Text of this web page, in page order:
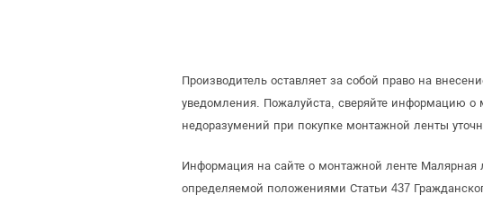
Производитель оставляет за собой право на
уведомления. Пожалуйста, сверяйте информацию
недоразумений при покупке монтажной ленты
Информация на сайте о монтажной ленте Малярная
определяемой положениями Статьи 437